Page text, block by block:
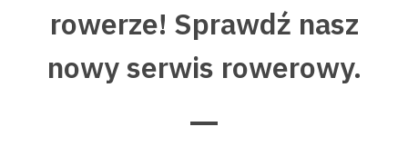
rowerze! Sprawdź nasz
nowy serwis rowerowy.